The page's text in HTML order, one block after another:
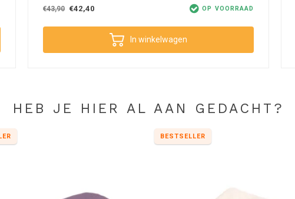
€43,90 €42,40 OP VOORRAAD
In winkelwagen
HEB JE HIER AL AAN GEDACHT?
BESTSELLER